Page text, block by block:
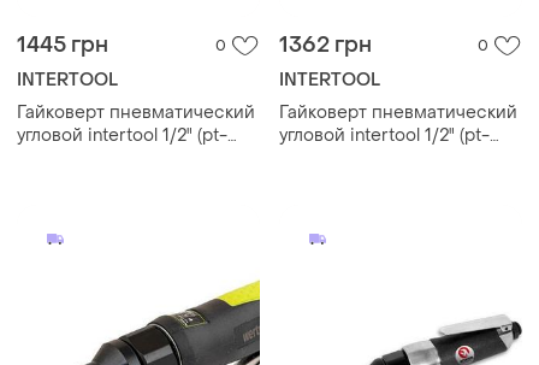
1445 грн 0
INTERTOOL
Гайковерт пневматический
угловой intertool 1/2" (pt-
1362 грн 0
INTERTOOL
Гайковерт пневматический
угловой intertool 1/2" (pt-